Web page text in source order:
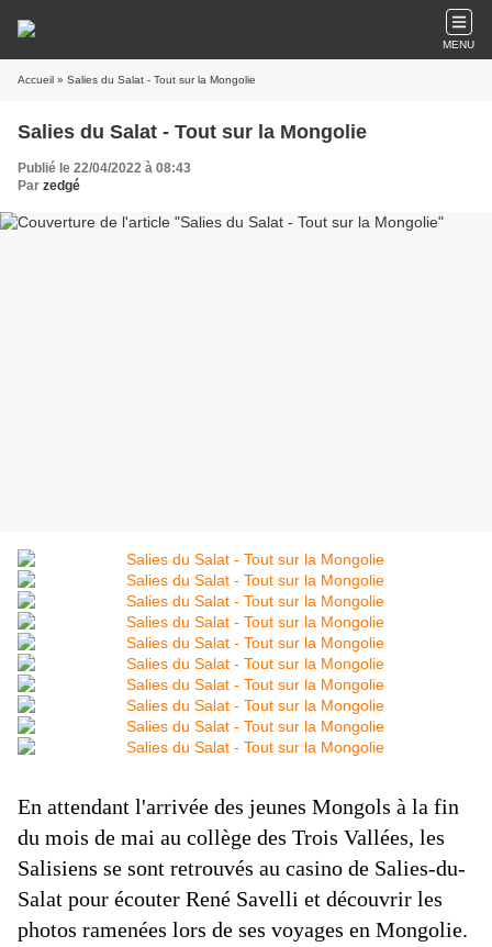
MENU
Accueil » Salies du Salat - Tout sur la Mongolie
Salies du Salat - Tout sur la Mongolie
Publié le 22/04/2022 à 08:43
Par zedgé
En attendant l'arrivée des jeunes Mongols à la fin
du mois de mai au collège des Trois Vallées, les
Salisiens se sont retrouvés au casino de Salies-du-
Salat pour écouter René Savelli et découvrir les
photos ramenées lors de ses voyages en Mongolie.